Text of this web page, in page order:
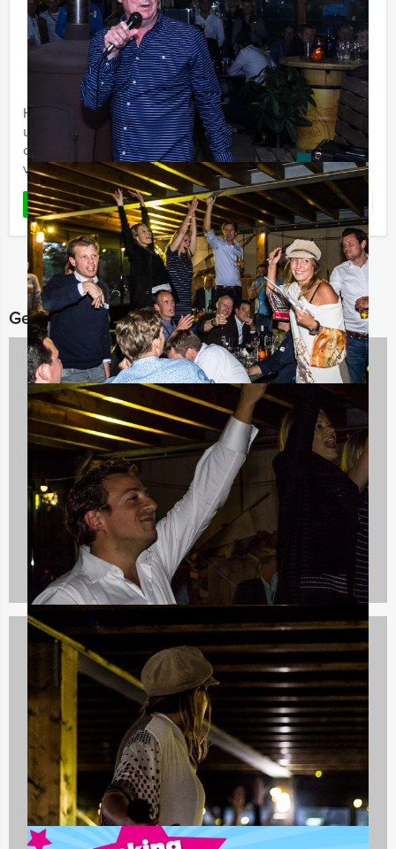
Wie is de Rat Dinerspel Assen
Vanaf€ 62,50 p.p. excl. BTW
Vanaf 12 personen ‐ 4 uur en 30 minuten
Het Wie is de Rat Diner van Holland Tour Guides is het
ultieme vermaak voor vrienden, familie en collega's. Wij
combineren de leukste uitdagingen met een
voortreffelijk ...
LEES MEER Favoriet
Gerelateerde categorieën
Teambuilding
2167 uitjes
Spelprogramma's
1688 uitjes